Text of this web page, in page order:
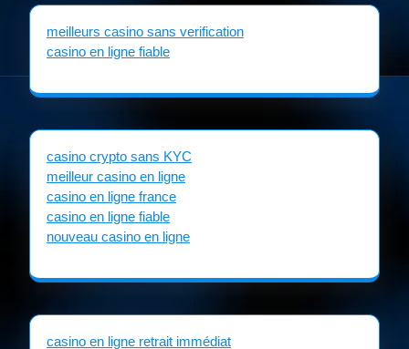
meilleurs casino sans verification
casino en ligne fiable
casino crypto sans KYC
meilleur casino en ligne
casino en ligne france
casino en ligne fiable
nouveau casino en ligne
casino en ligne retrait immédiat